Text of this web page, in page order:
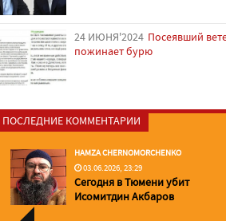
24 ИЮНЯ'2024 Посеявший
пожинает бурю
ПОСЛЕДНИЕ КОММЕНТАРИИ
HAMZA CHERNOMORCHENKO
03.06.2026, 23:29
Сегодня в Тюмени убит
Исомитдин Акбаров